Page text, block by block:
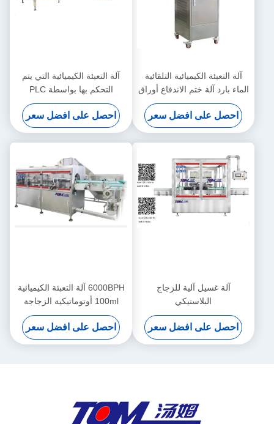
آلة التعبئة الكيميائية التلقائية
الماء بارد آلة ختم الاندفاع أوراق
الألومنيوم
احصل على افضل سعر
آلة التعبئة الكيميائية التي يتم
التحكم بها بواسطة PLC
أوتوماتيكي مربع الزجاجة
unscrambler
احصل على افضل سعر
آلة غسيل آلية للزجاج
البلاستيكي
احصل على افضل سعر
6000BPH آلة التعبئة الكيميائية
100ml أوتوماتيكية الزجاجة
unscrambler
احصل على افضل سعر